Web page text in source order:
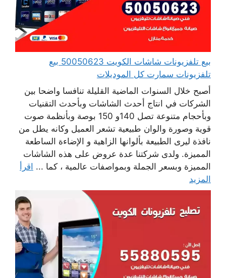
بيع تلفزيونات شاشات الكويت 50050623 بيع
تلفزيونات سمارت كل الموديلات
أصبح خلال السنوات الماضية القليلة تنافسا واضحا بين
الشركات في انتاج أحدث الشاشات وبأحدث التقنيات
وبأحجام متنوعة تصل 140و 150 بوصة وبأنظمة صوت
قوية وصورة والوان طبيعية تشعر العميل وكانه يطل من
نافذة ليرى الطبيعة بألوانها الزاهية و الإضاءة الساطعة
المميزة. ولدى شركتنا عدة عروض على هذه الشاشات
المميزة وبسعر الجملة وبمواصفات عالمية ، كما ... اقرأ
المزيد